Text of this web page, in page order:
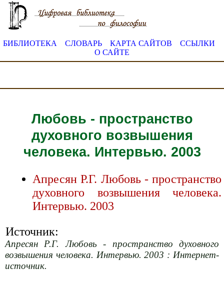
БИБЛИОТЕКА СЛОВАРЬ КАРТА САЙТОВ
ССЫЛКИ
О САЙТЕ
Любовь - пространство
духовного возвышения
человека. Интервью. 2003
Апресян Р.Г. Любовь - пространство
духовного возвышения человека.
Интервью. 2003
Источник:
Апресян Р.Г. Любовь - пространство духовного
возвышения человека. Интервью. 2003 : Интернет-
источник.